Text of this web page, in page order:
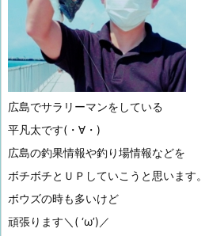
広島でサラリーマンをしている
平凡太です(・∀・)
広島の釣果情報や釣り場情報などを
ボチボチとＵＰしていこうと思います。
ボウズの時も多いけど
頑張ります＼( ‘ω’)／